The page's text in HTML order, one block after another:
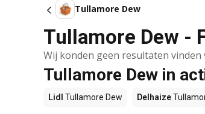
Tullamore Dew
Tullamore Dew -
Wij konden geen resultaten vinden
Tullamore Dew in
Lidl Tullamore Dew Delhaize